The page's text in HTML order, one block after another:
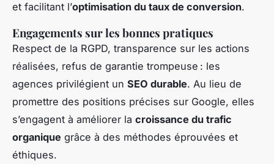
et facilitant l’optimisation du taux de conversion.
Engagements sur les bonnes pratiques
Respect de la RGPD, transparence sur les actions
réalisées, refus de garantie trompeuse : les
agences privilégient un SEO durable. Au lieu de
promettre des positions précises sur Google, elles
s’engagent à améliorer la croissance du trafic
organique grâce à des méthodes éprouvées et
éthiques.